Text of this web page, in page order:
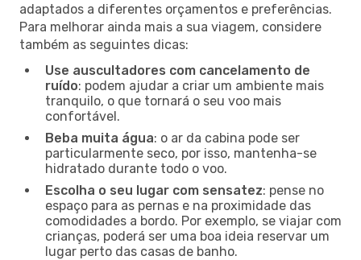
adaptados a diferentes orçamentos e preferências.
Para melhorar ainda mais a sua viagem, considere
também as seguintes dicas:
Use auscultadores com cancelamento de
ruído: podem ajudar a criar um ambiente mais
tranquilo, o que tornará o seu voo mais
confortável.
Beba muita água: o ar da cabina pode ser
particularmente seco, por isso, mantenha-se
hidratado durante todo o voo.
Escolha o seu lugar com sensatez: pense no
espaço para as pernas e na proximidade das
comodidades a bordo. Por exemplo, se viajar com
crianças, poderá ser uma boa ideia reservar um
lugar perto das casas de banho.